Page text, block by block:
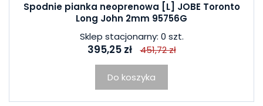
Spodnie pianka neoprenowa [L] JOBE Toronto
Long John 2mm 95756G
Sklep stacjonarny: 0 szt.
395,25 zł 451,72 zł
Do koszyka